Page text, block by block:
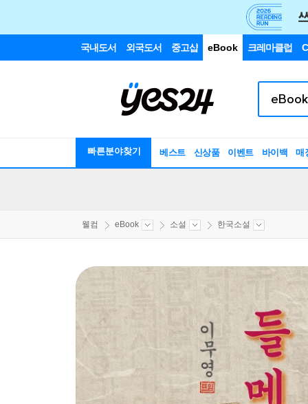
국내도서 외국도서 중고샵 eBook 크레마클럽
빠른분야찾기 베스트 신상품 이벤트 바이백 매
웰컴 eBook 소설 한국소설